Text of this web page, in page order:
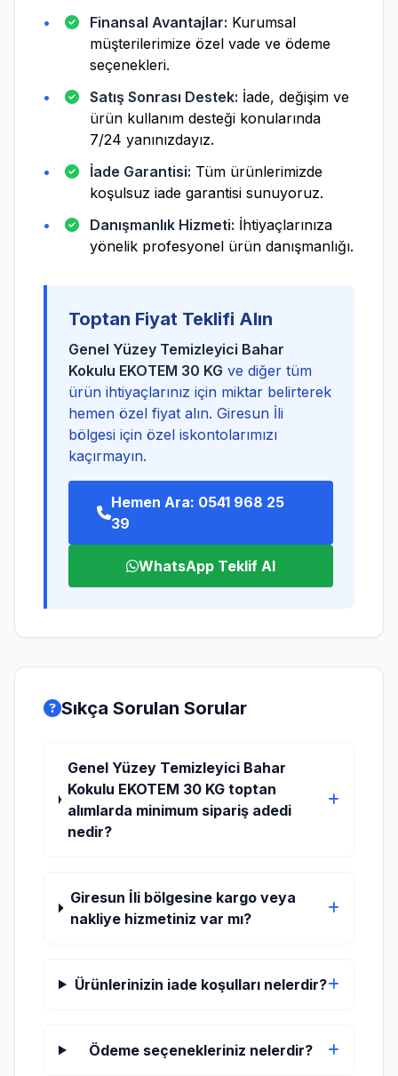
Finansal Avantajlar: Kurumsal
müşterilerimize özel vade ve ödeme
seçenekleri.
Satış Sonrası Destek: İade, değişim ve
ürün kullanım desteği konularında
7/24 yanınızdayız.
İade Garantisi: Tüm ürünlerimizde
koşulsuz iade garantisi sunuyoruz.
Danışmanlık Hizmeti: İhtiyaçlarınıza
yönelik profesyonel ürün danışmanlığı.
Toptan Fiyat Teklifi Alın
Genel Yüzey Temizleyici Bahar
Kokulu EKOTEM 30 KG ve diğer tüm
ürün ihtiyaçlarınız için miktar belirterek
hemen özel fiyat alın. Giresun İli
bölgesi için özel iskontolarımızı
kaçırmayın.
Hemen Ara: 0541 968 25
39
WhatsApp Teklif Al
Sıkça Sorulan Sorular
Genel Yüzey Temizleyici Bahar
Kokulu EKOTEM 30 KG toptan
alımlarda minimum sipariş adedi
nedir?
Giresun İli bölgesine kargo veya
nakliye hizmetiniz var mı?
Ürünlerinizin iade koşulları nelerdir?
Ödeme seçenekleriniz nelerdir?